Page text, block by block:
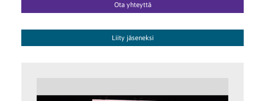
Ota yhteyttä
Liity jäseneksi